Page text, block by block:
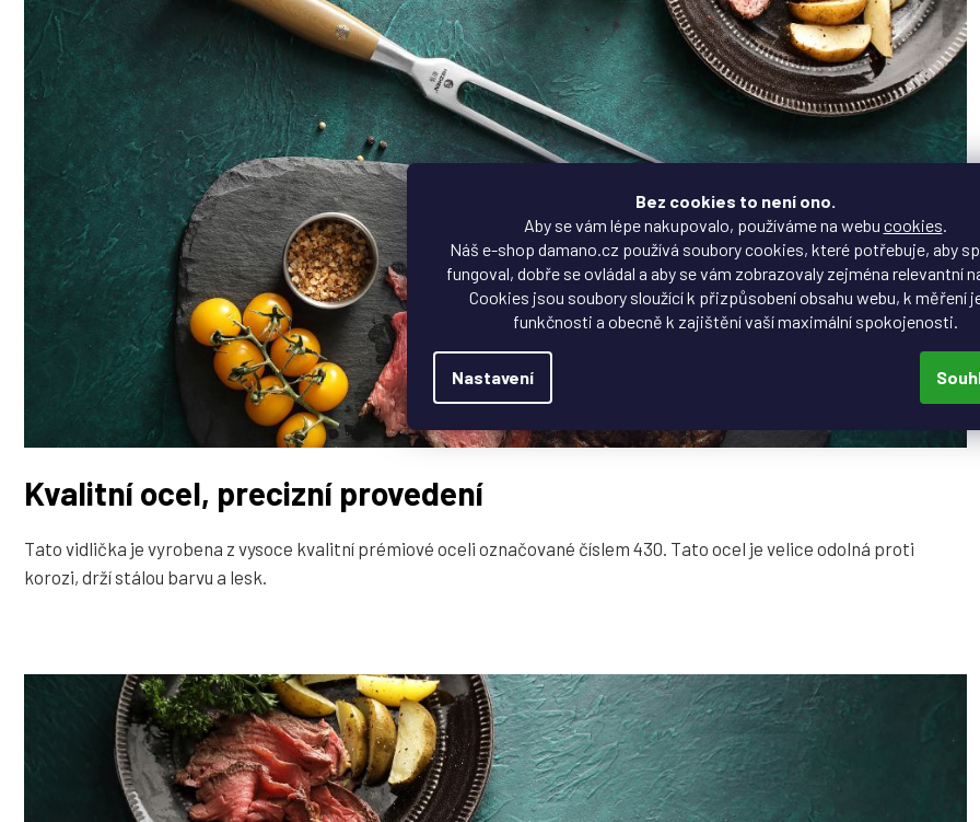
Bez cookies to není ono.
Aby se vám lépe nakupovalo, používáme na webu cookies.
Náš e-shop damano.cz používá soubory cookies, které potřebuje, aby
fungoval, dobře se ovládal a aby se vám zobrazovaly zejména relevantní
Cookies jsou soubory sloužící k přizpůsobení obsahu webu, k měření
funkčnosti a obecně k zajištění vaší maximální spokojenosti.
Nastavení
Kvalitní ocel, precizní provedení
Tato vidlička je vyrobena z vysoce kvalitní prémiové oceli označované číslem 430. Tato ocel je velice odolná proti
korozi, drží stálou barvu a lesk.